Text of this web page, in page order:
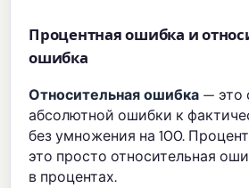
Процентная ошибка и
ошибка
Относительная ошибка — это
абсолютной ошибки к
без умножения на 100.
это просто относительная
в процентах.